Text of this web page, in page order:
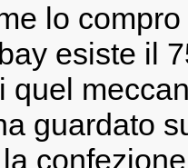
lo
esiste il
quel
guardato